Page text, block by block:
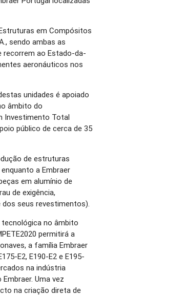
em Compósitos
sendo ambas as
recorrem ao Estado-da-
aeronáuticos nos
unidades é apoiado
âmbito do
Investimento Total
público de cerca de 35
de estruturas
a Embraer
em alumínio de
de exigência,
seus revestimentos).
no âmbito
permitirá a
a família Embraer
E2, E190-E2 e E195-
na indústria
Uma vez
na criação direta de